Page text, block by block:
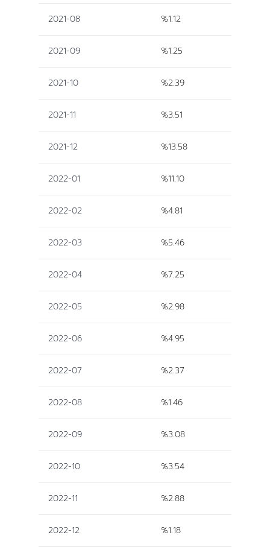
2021-08 %1.12
2021-09 %1.25
2021-10 %2.39
2021-11 %3.51
2021-12 %13.58
2022-01 %11.10
2022-02 %4.81
2022-03 %5.46
2022-04 %7.25
2022-05 %2.98
2022-06 %4.95
2022-07 %2.37
2022-08 %1.46
2022-09 %3.08
2022-10 %3.54
2022-11 %2.88
2022-12 %1.18